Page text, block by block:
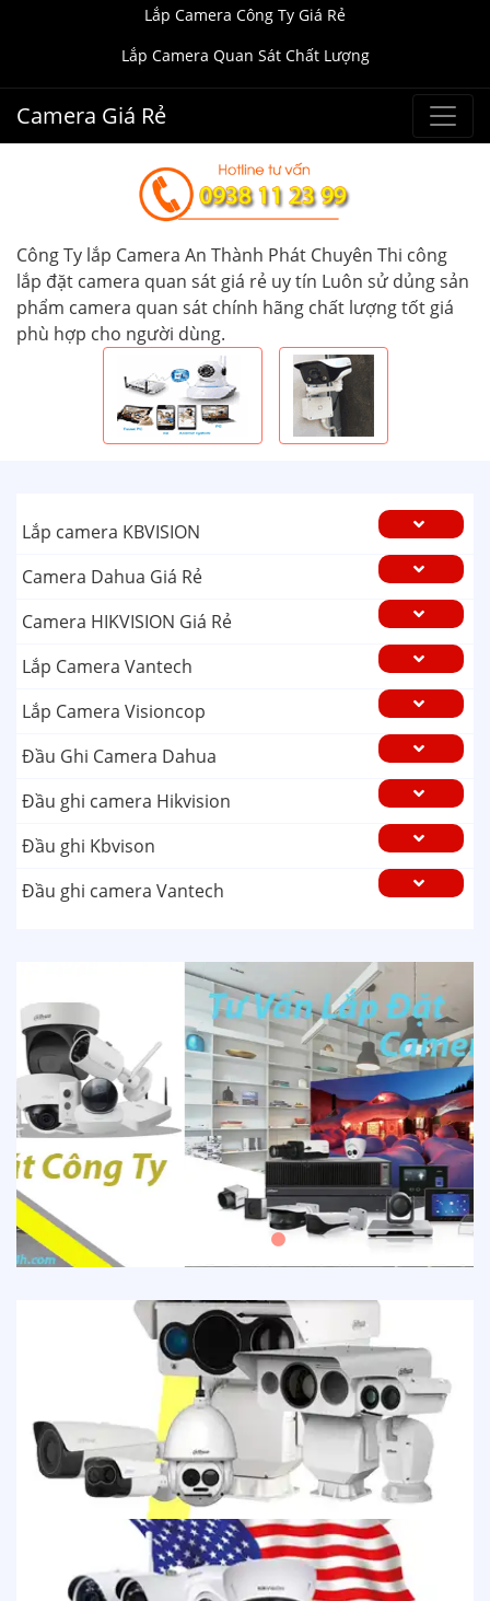
Lắp Camera Công Ty Giá Rẻ
Lắp Camera Quan Sát Chất Lượng
Camera Giá Rẻ
Công Ty lắp Camera An Thành Phát Chuyên Thi công
lắp đặt camera quan sát giá rẻ uy tín Luôn sử dủng sản
phẩm camera quan sát chính hãng chất lượng tốt giá
phù hợp cho người dùng.
Lắp camera KBVISION
Camera Dahua Giá Rẻ
Camera HIKVISION Giá Rẻ
Lắp Camera Vantech
Lắp Camera Visioncop
Đầu Ghi Camera Dahua
Đầu ghi camera Hikvision
Đầu ghi Kbvison
Đầu ghi camera Vantech